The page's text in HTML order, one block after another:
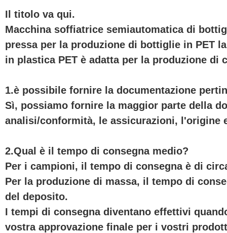
Il titolo va qui.
Macchina soffiatrice semiautomatica di
pressa per la produzione di bottiglie in PET
in plastica PET è adatta per la produzione
1.è possibile fornire la documentazione
Sì, possiamo fornire la maggior parte della
analisi/conformità, le assicurazioni, l'origine
2.Qual è il tempo di consegna medio?
Per i campioni, il tempo di consegna è di
Per la produzione di massa, il tempo di
del deposito.
I tempi di consegna diventano effettivi
vostra approvazione finale per i vostri